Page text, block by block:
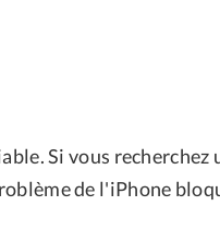
Si vous recherchez
de l'iPhone